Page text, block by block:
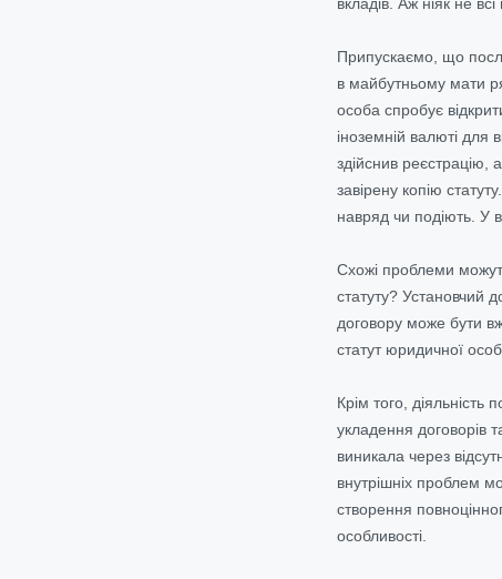
Припускаємо, що
в майбутньому мати
особа спробує
іноземній валюті для
здійснив реєстрацію,
завірену копію
навряд чи подіють. У
Схожі проблеми
статуту? Установчий
договору може бути
статут юридичної
Крім того,
укладення договорів
виникала через
внутрішніх проблем
створення
особливості.